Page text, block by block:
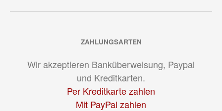
ZAHLUNGSARTEN
Wir akzeptieren Banküberweisung, Paypal
und Kreditkarten.
Per Kreditkarte zahlen
Mit PayPal zahlen